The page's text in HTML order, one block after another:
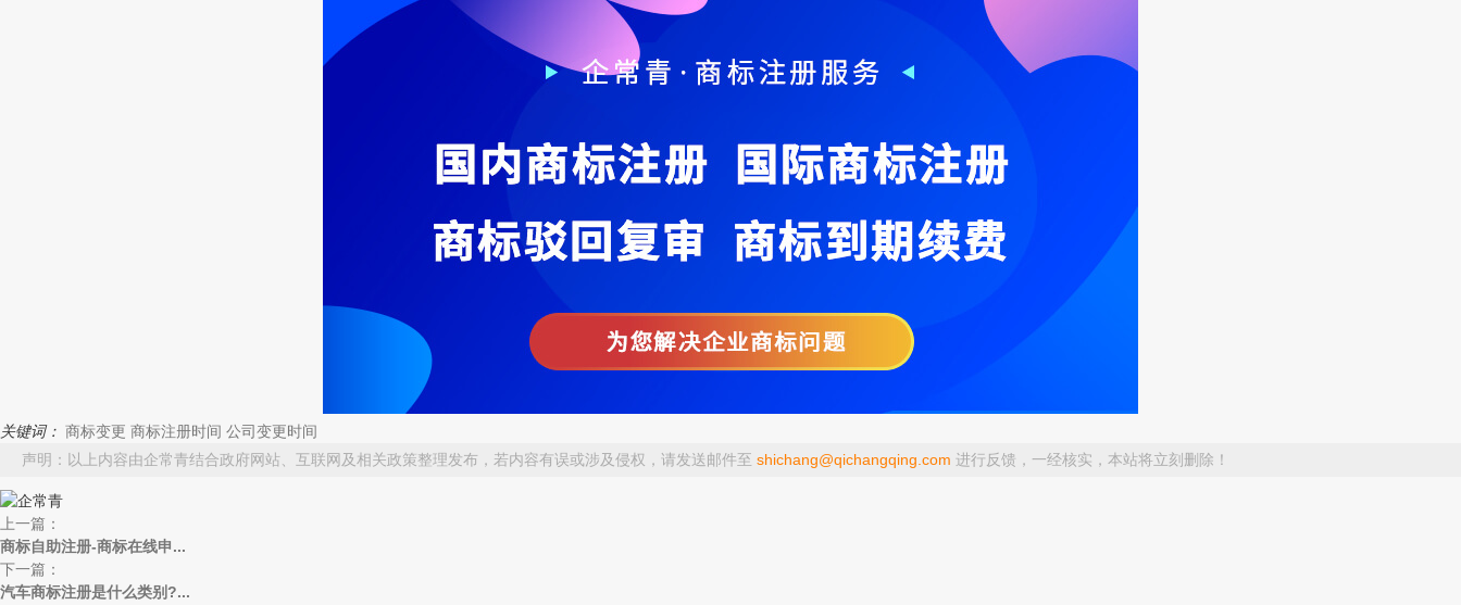
关键词： 商标变更 商标注册时间 公司变更时间
声明：以上内容由企常青结合政府网站、互联网及相关政策整理发布，若内容有误或涉及侵权，请发送邮件至 shichang@qichangqing.com 进行反馈，一经核实，本站将立刻删除！
上一篇：
商标自助注册-商标在线申...
下一篇：
汽车商标注册是什么类别?...